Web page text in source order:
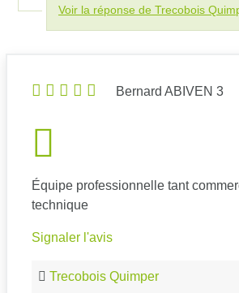
Voir la réponse de Trecobois
Bernard ABIVEN 3
Équipe professionnelle tant
technique
Signaler l'avis
Trecobois Quimper